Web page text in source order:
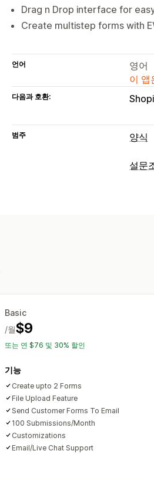
Drag n Drop interface for
Create multistep forms with
언어
영어
이 앱
다음과 호환:
범주 양식
양식
설문
Basic
$9
/월
또는 연 $76 및 30% 할인
기능
Create upto 2 Forms
File Upload Feature
Send Customer Forms To Email
100 Submissions/Month
Customizations
Email/Live Chat Support